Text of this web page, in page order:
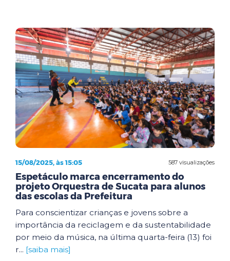
587 visualizações
15/08/2025, às 15:05
Espetáculo marca encerramento do
projeto Orquestra de Sucata para alunos
das escolas da Prefeitura
Para conscientizar crianças e jovens sobre a
importância da reciclagem e da sustentabilidade
por meio da música, na última quarta-feira (13) foi
r... [saiba mais]